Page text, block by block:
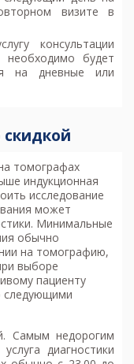
визите в
консультации
будет
на дневные или
томографах
индукционная
исследование
может
Минимальные
обычно
на томографию,
выборе
пациенту
следующими
Самым недорогим
диагностики